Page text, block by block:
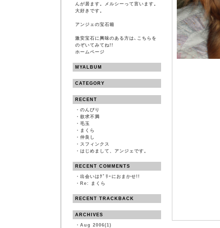
んが居ます。メルシーって言います。
大好きです。
アンジェの宝石箱
激安宝石に興味のある方は､こちらを
のぞいてみてね!!
ホームページ
MYALBUM
CATEGORY
RECENT
・ のんびり
・ 欲求不満
・ 毛玉
・ まくら
・ 仲良し
・ スフィンクス
・ はじめまして、アンジェです。
RECENT COMMENTS
・ 出会いはｸﾞﾘｰにおまかせ!!
・ Re: まくら
RECENT TRACKBACK
ARCHIVES
・ Aug 2006(1)